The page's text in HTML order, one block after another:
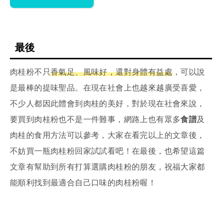
最後
肉桂粉不只香氣足、風味好，還對身體有益處 ，可以說
是最棒的提味聖品。在現在社會上也越來越廣受喜愛，
不少人都因此體會到肉桂的美好，對於現在社會來說，
要買到肉桂粉也不是一件難事，網路上也有眾多食譜及
肉桂的食用方法可以參考，大家在看完以上的文章後，
不妨買一瓶肉桂粉回家試試看吧！在最後，也希望這篇
文章有幫助到所有打算選購肉桂粉的朋友，祝福大家都
能順利找到最適合自己口味的肉桂粉喔！